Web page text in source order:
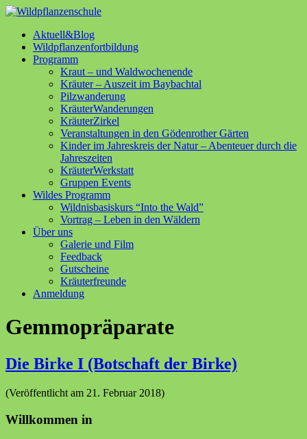
Aktuell&Blog
Wildpflanzenfortbildung
Programm
Kraut – und Waldwochenende
Kräuter – Auszeit im Baybachtal
Pilzwanderung
KräuterWanderungen
KräuterZirkel
Veranstaltungen in den Gödenrother Gärten
Kinder im Jahreskreis der Natur – Abenteuer durch die
Jahreszeiten
KräuterWerkstatt
Gruppen Events
Wildes Programm
Wildnisbasiskurs “Into the Wald”
Vortrag – Leben in den Wäldern
Über uns
Galerie und Film
Feedback
Gutscheine
Kräuterfreunde
Anmeldung
Gemmopräparate
Die Birke I (Botschaft der Birke)
(Veröffentlicht am 21. Februar 2018)
Willkommen in